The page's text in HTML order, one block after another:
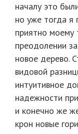
началу это
но уже тогда я
приятно моему
преодолении
новое дерево.
видовой
интуитивное
надежности
и конечно же
крон новые